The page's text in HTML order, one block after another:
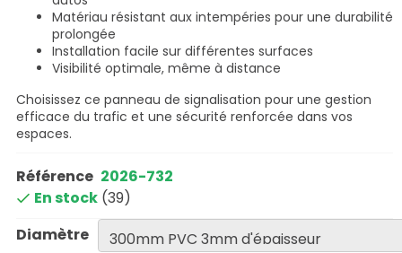
Matériau résistant aux intempéries pour une durabilité
prolongée
Installation facile sur différentes surfaces
Visibilité optimale, même à distance
Choisissez ce panneau de signalisation pour une gestion
efficace du trafic et une sécurité renforcée dans vos
espaces.
Référence 2026-732
En stock (39)
Diamètre